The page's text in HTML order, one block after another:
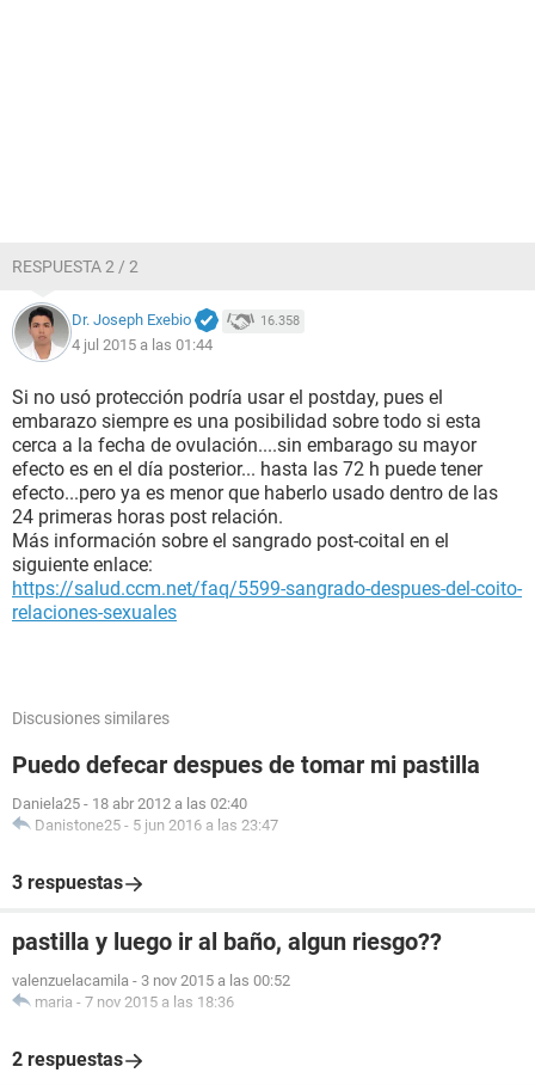
RESPUESTA 2 / 2
Dr. Joseph Exebio 16.358
4 jul 2015 a las 01:44
Si no usó protección podría usar el postday, pues el
embarazo siempre es una posibilidad sobre todo si esta
cerca a la fecha de ovulación....sin embarago su mayor
efecto es en el día posterior... hasta las 72 h puede tener
efecto...pero ya es menor que haberlo usado dentro de las
24 primeras horas post relación.
Más información sobre el sangrado post-coital en el
siguiente enlace:
https://salud.ccm.net/faq/5599-sangrado-despues-del-coito-
relaciones-sexuales
Discusiones similares
Puedo defecar despues de tomar mi pastilla
Daniela25 - 18 abr 2012 a las 02:40
Danistone25 - 5 jun 2016 a las 23:47
3 respuestas
pastilla y luego ir al baño, algun riesgo??
valenzuelacamila - 3 nov 2015 a las 00:52
maria - 7 nov 2015 a las 18:36
2 respuestas